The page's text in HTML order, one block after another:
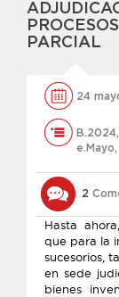
PARCIAL
24
B.2024,
e.Mayo,
2
Hasta
que para la
sucesorios,
en sede
bienes